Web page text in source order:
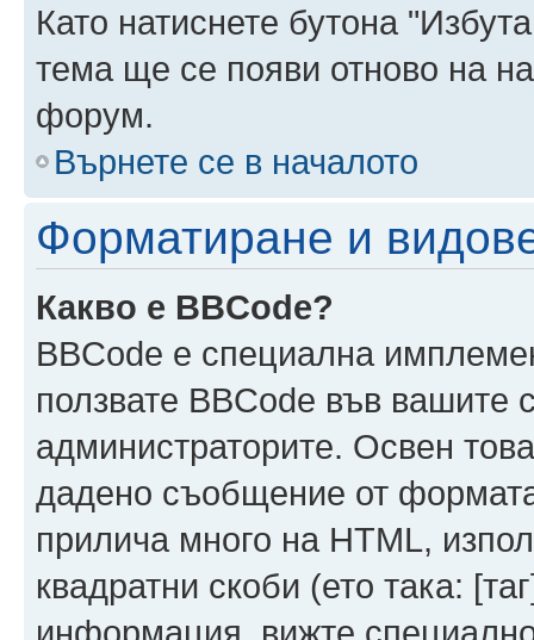
Като натиснете бутона
тема ще се появи отново на
форум.
Върнете се в началото
Форматиране и
Какво е BBCode?
BBCode е специална
ползвате BBCode във
администраторите. Освен
дадено съобщение от
прилича много на HTML,
квадратни скоби (ето така:
информация, вижте